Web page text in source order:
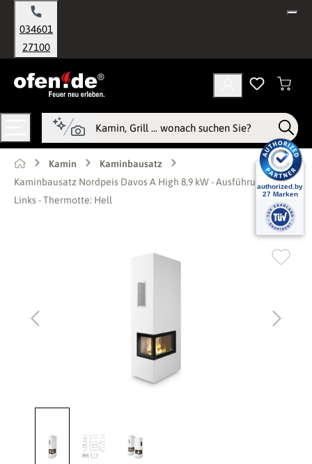
springen
034601
27100
Kamin
Kaminbausatz
Kaminbausatz Nordpeis Davos A High 8,9 kW - Ausführung: Glas
Links - Thermotte: Hell